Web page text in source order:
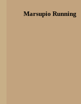
Marsupio Running